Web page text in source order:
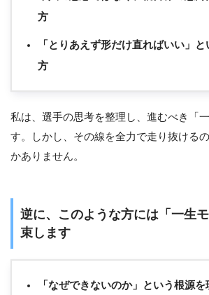
方
「とりあえず形だけ直ればいい」
方
私は、選手の思考を整理し、進むべき「
す。しかし、その線を全力で走り抜ける
かありません。
逆に、このような方には「一生
束します
「なぜできないのか」という根源